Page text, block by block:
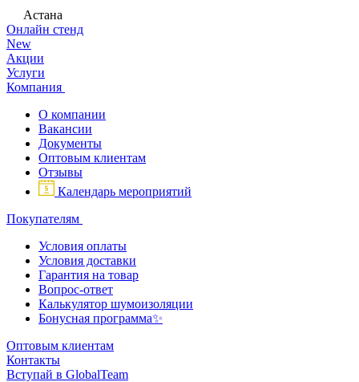
Астана
Онлайн стенд
New
Акции
Услуги
Компания
О компании
Вакансии
Документы
Оптовым клиентам
Отзывы
Календарь мероприятий
Покупателям
Условия оплаты
Условия доставки
Гарантия на товар
Вопрос-ответ
Калькулятор шумоизоляции
Бонусная программа✨
Оптовым клиентам
Контакты
Вступай в GlobalTeam